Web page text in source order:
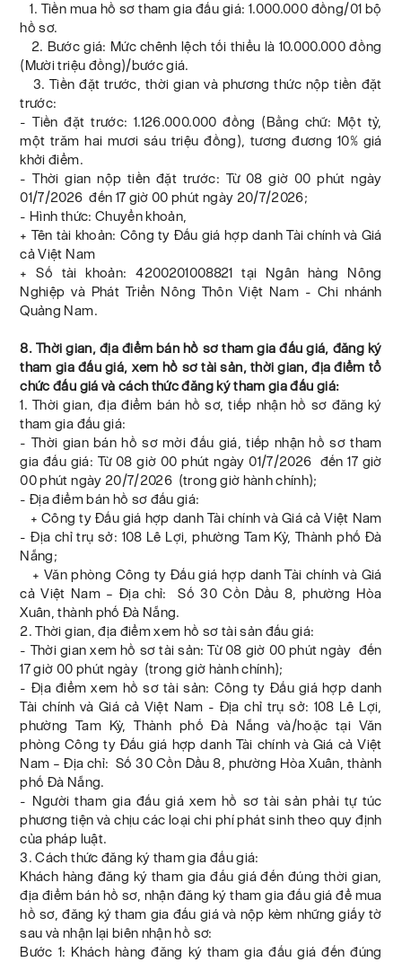
1. Tiền mua hồ sơ tham gia đấu giá: 1.000.000 đồng/01 bộ
hồ sơ.
2. Bước giá: Mức chênh lệch tối thiểu là 10.000.000 đồng
(Mười triệu đồng)/bước giá.
3. Tiền đặt trước, thời gian và phương thức nộp tiền đặt
trước:
- Tiền đặt trước: 1.126.000.000 đồng (Bằng chữ: Một tỷ,
một trăm hai mươi sáu triệu đồng), tương đương 10% giá
khởi điểm.
- Thời gian nộp tiền đặt trước: Từ 08 giờ 00 phút ngày
01/7/2026 đến 17 giờ 00 phút ngày 20/7/2026;
- Hình thức: Chuyển khoản,
+ Tên tài khoản: Công ty Đấu giá hợp danh Tài chính và Giá
cả Việt Nam
+ Số tài khoản: 4200201008821 tại Ngân hàng Nông
Nghiệp và Phát Triển Nông Thôn Việt Nam - Chi nhánh
Quảng Nam.
8. Thời gian, địa điểm bán hồ sơ tham gia đấu giá, đăng ký
tham gia đấu giá, xem hồ sơ tài sản, thời gian, địa điểm tổ
chức đấu giá và cách thức đăng ký tham gia đấu giá:
1. Thời gian, địa điểm bán hồ sơ, tiếp nhận hồ sơ đăng ký
tham gia đấu giá:
- Thời gian bán hồ sơ mời đấu giá, tiếp nhận hồ sơ tham
gia đấu giá: Từ 08 giờ 00 phút ngày 01/7/2026 đến 17 giờ
00 phút ngày 20/7/2026 (trong giờ hành chính);
- Địa điểm bán hồ sơ đấu giá:
+ Công ty Đấu giá hợp danh Tài chính và Giá cả Việt Nam
- Địa chỉ trụ sở: 108 Lê Lợi, phường Tam Kỳ, Thành phố Đà
Nẵng;
+ Văn phòng Công ty Đấu giá hợp danh Tài chính và Giá
cả Việt Nam – Địa chỉ: Số 30 Cồn Dầu 8, phường Hòa
Xuân, thành phố Đà Nẵng.
2. Thời gian, địa điểm xem hồ sơ tài sản đấu giá:
- Thời gian xem hồ sơ tài sản: Từ 08 giờ 00 phút ngày đến
17 giờ 00 phút ngày (trong giờ hành chính);
- Địa điểm xem hồ sơ tài sản: Công ty Đấu giá hợp danh
Tài chính và Giá cả Việt Nam - Địa chỉ trụ sở: 108 Lê Lợi,
phường Tam Kỳ, Thành phố Đà Nẵng và/hoặc tại Văn
phòng Công ty Đấu giá hợp danh Tài chính và Giá cả Việt
Nam – Địa chỉ: Số 30 Cồn Dầu 8, phường Hòa Xuân, thành
phố Đà Nẵng.
- Người tham gia đấu giá xem hồ sơ tài sản phải tự túc
phương tiện và chịu các loại chi phí phát sinh theo quy định
của pháp luật.
3. Cách thức đăng ký tham gia đấu giá:
Khách hàng đăng ký tham gia đấu giá đến đúng thời gian,
địa điểm bán hồ sơ, nhận đăng ký tham gia đấu giá để mua
hồ sơ, đăng ký tham gia đấu giá và nộp kèm những giấy tờ
sau và nhận lại biên nhận hồ sơ:
Bước 1: Khách hàng đăng ký tham gia đấu giá đến đúng